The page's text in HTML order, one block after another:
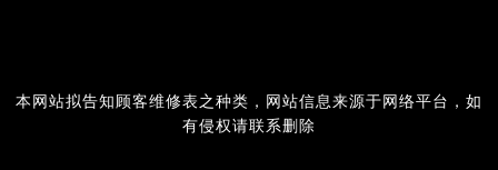
本网站拟告知顾客维修表之种类，网站信息来源于网络平台，如
有侵权请联系删除